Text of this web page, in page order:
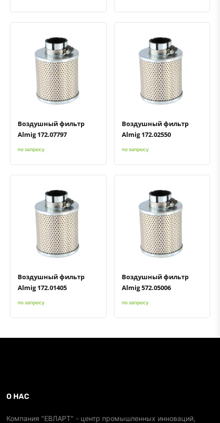
Быстрый просмотрДобавить к сравнению
Добавить в избранное
Воздушный фильтр
Almig 172.07797
по запросу
Быстрый просмотрДобавить к сравнению
Добавить в избранное
Воздушный фильтр
Almig 172.02550
по запросу
Быстрый просмотрДобавить к сравнению
Добавить в избранное
Воздушный фильтр
Almig 172.01405
по запросу
Быстрый просмотрДобавить к сравнению
Добавить в избранное
Воздушный фильтр
Almig 572.05006
по запросу
О НАС
Компания "ЕВЛАРТ" - центр промышленных инноваций,